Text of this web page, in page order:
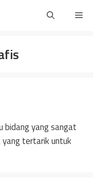
bidang yang sangat
yang tertarik untuk